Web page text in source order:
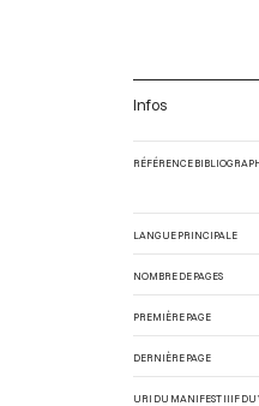
Infos
RÉFÉRENCE
LANGUE PRINCIPALE
NOMBRE DE PAGES
PREMIÈRE PAGE
DERNIÈRE PAGE
URI DU MANIFEST IIIF